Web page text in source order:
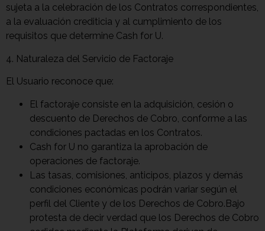
sujeta a la celebración de los Contratos correspondientes,
a la evaluación crediticia y al cumplimiento de los
requisitos que determine Cash for U.
4. Naturaleza del Servicio de Factoraje
El Usuario reconoce que:
El factoraje consiste en la adquisición, cesión o
descuento de Derechos de Cobro, conforme a las
condiciones pactadas en los Contratos.
Cash for U no garantiza la aprobación de
operaciones de factoraje.
Las tasas, comisiones, anticipos, plazos y demás
condiciones económicas podrán variar según el
perfil del Cliente y de los Derechos de Cobro.Bajo
protesta de decir verdad que los Derechos de Cobro